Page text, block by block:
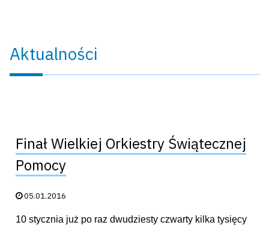
Aktualności
Finał Wielkiej Orkiestry Świątecznej
Pomocy
Data publikacji:
05.01.2016
10 stycznia już po raz dwudziesty czwarty kilka tysięcy